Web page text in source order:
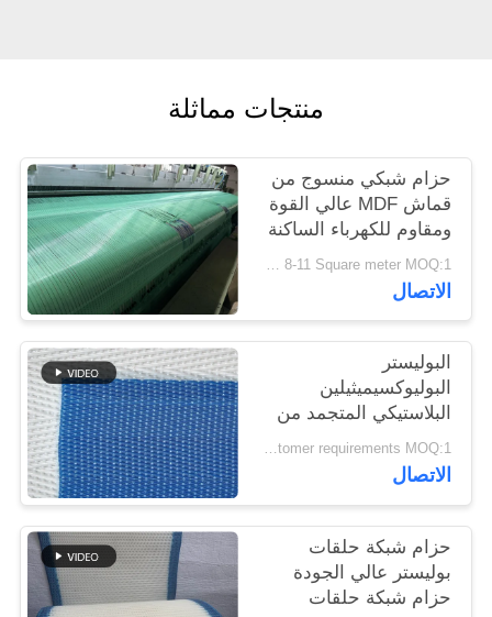
PRIVACY
POLICY
منتجات مماثلة
حزام شبكي منسوج من
قماش MDF عالي القوة
ومقاوم للكهرباء الساكنة
USD 8-11 Square meter MOQ:1 متر
الاتصال
البوليستر
البوليوكسيميثيلين
البلاستيكي المتجمد من
الجودة الغذائية الشبكة
المنسوجة الحلزونية برج
وصلة الناقل الشبكة
الحزام
According to customer requirements MOQ:1 متر
الاتصال
حزام شبكة حلقات
بوليستر عالي الجودة
حزام شبكة حلقات